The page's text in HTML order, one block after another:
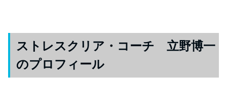
ストレスクリア・コーチ 立野博一
のプロフィール